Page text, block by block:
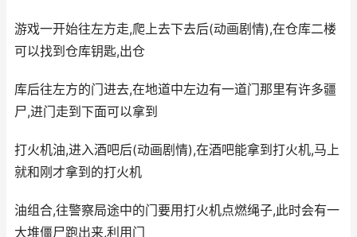
游戏一开始往左方走,爬上去下去后(动画剧情),在仓库二楼
可以找到仓库钥匙,出仓
库后往左方的门进去,在地道中左边有一道门那里有许多疆
尸,进门走到下面可以拿到
打火机油,进入酒吧后(动画剧情),在酒吧能拿到打火机,马上
就和刚才拿到的打火机
油组合,往警察局途中的门要用打火机点燃绳子,此时会有一
大堆僵尸跑出来,利用门